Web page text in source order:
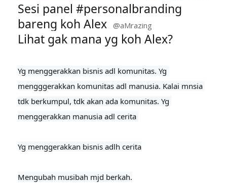
Sesi panel #personalbranding
bareng koh Alex @aMrazing
Lihat gak mana yg koh Alex?
Yg menggerakkan bisnis adl komunitas. Yg
mengggerakkan komunitas adl manusia. Kalai mnsia
tdk berkumpul, tdk akan ada komunitas. Yg
menggerakkan manusia adl cerita
Yg menggerakkan bisnis adlh cerita
Mengubah musibah mjd berkah.